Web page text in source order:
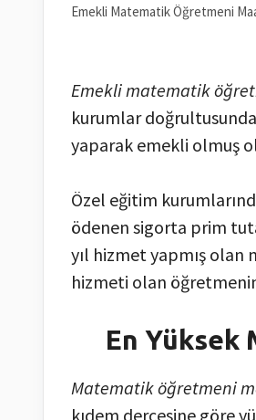
Emekli Matematik Öğretmeni
Emekli matematik
kurumlar
yaparak emekli olmuş
Özel eğitim
ödenen sigorta prim
yıl hizmet yapmış olan
hizmeti olan
En Yüksek
Matematik öğretmeni
kıdem dercesine göre